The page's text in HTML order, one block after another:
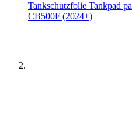
Tankschutzfolie Tankpad
CB500F (2024+)